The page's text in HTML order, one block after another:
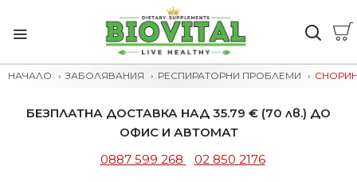
НАЧАЛО ЗАБОЛЯВАНИЯ РЕСПИРАТОРНИ ПРОБЛЕМИ
БЕЗПЛАТНА ДОСТАВКА НАД 35.79 € (70 лв.) ДО
ОФИС И АВТОМАТ
0887 599 268
02 850 2176